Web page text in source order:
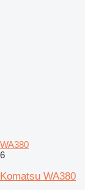
WA380
6
Komatsu WA380